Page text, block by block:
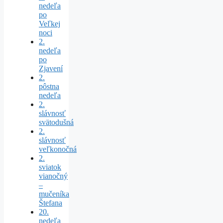
nedeľa
po
Veľkej
noci
2.
nedeľa
po
Zjavení
2.
pôstna
nedeľa
2.
slávnosť
svätodušná
2.
slávnosť
veľkonočná
2.
sviatok
vianočný
–
mučeníka
Štefana
20.
nedeľa